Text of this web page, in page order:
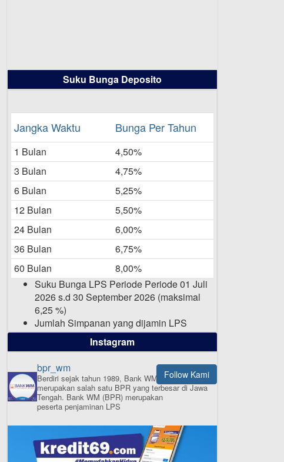
Daftar Pemenang Undian
16-06-2025
Daftar Pemenang Undian
TAMASHA Bulan Mei 2025
20-05-2025
Laporan Keuangan Berkelanjutan
06-05-2025
Daftar Pemenang Undian
TAMASHA Bulan April 2025
Pengumuman Nama Baru
Perusahaan
03-03-2025
Suku Bunga Deposito
Jangka Waktu Bunga Per Tahun
1 Bulan
4,50%
3 Bulan
4,75%
6 Bulan
5,25%
12 Bulan
5,50%
24 Bulan
6,00%
36 Bulan
6,75%
60 Bulan
8,00%
Suku Bunga LPS Periode Periode 01 Juli
2026 s.d 30 September 2026 (maksimal
6,25 %)
Jumlah Simpanan yang dijamin LPS
maksimal sampai dengan 2 Milyar Rupiah
per nasabah dalam satu bank
ISI APLIKASI SEKARANG
Instagram
Follow Kami
bpr_wm
Berdiri sejak tahun 1989, Bank WM (BPR)
merupakan salah satu BPR yang terbesar di Jawa
Tengah. Bank WM (BPR) merupakan
peserta penjaminan LPS